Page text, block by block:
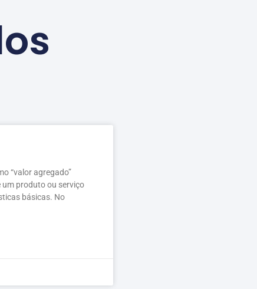
“valor agregado”
um produto ou serviço
básicas. No